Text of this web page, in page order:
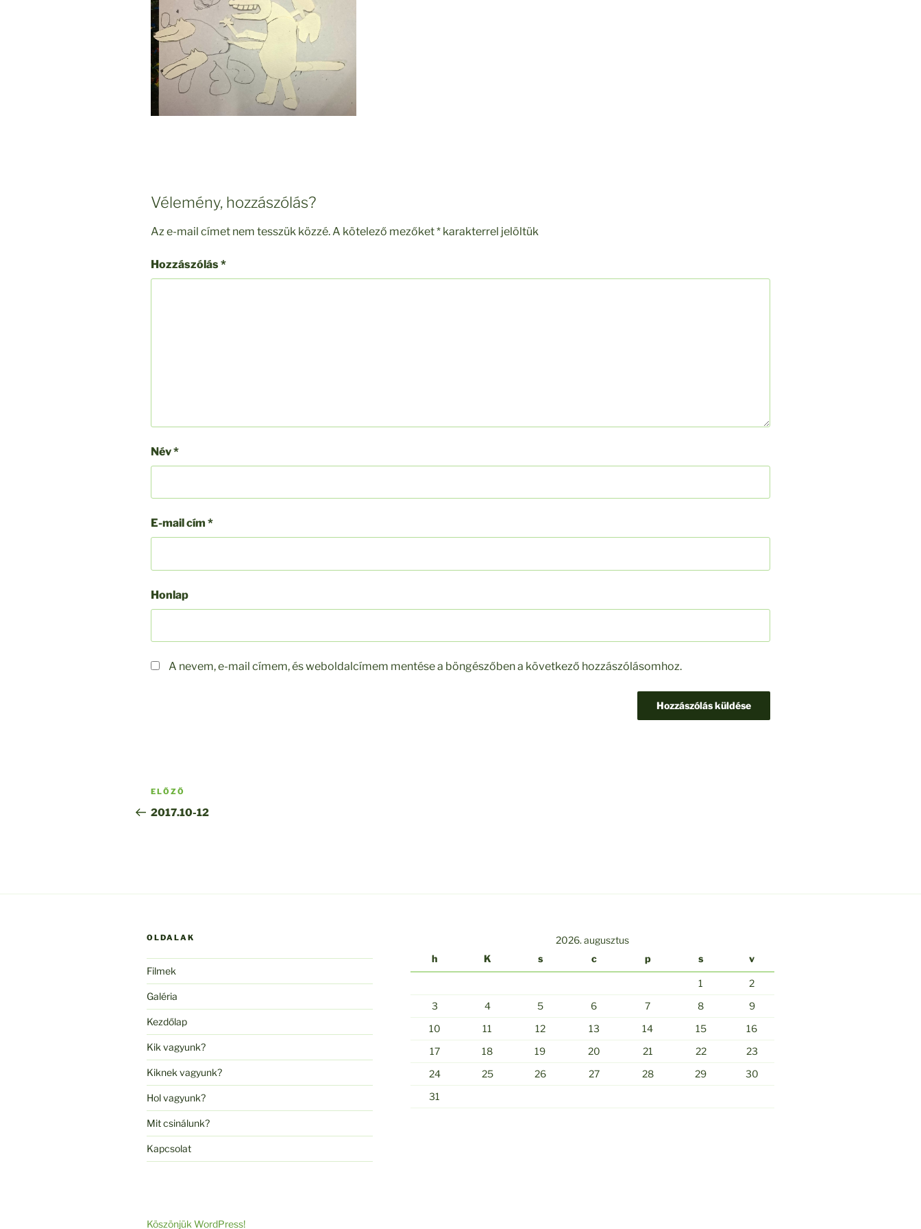
Vélemény, hozzászólás?
Az e-mail címet nem tesszük közzé.A kötelező mezőket* karakterrel jelöltük
Hozzászólás*
Név*
E-mail cím *
Honlap
A nevem, e-mail címem, és weboldalcímem mentése a böngészőben a következő hozzászólásomhoz.
Bejegyzés
navigáció
Korábbi
bejegyzés
ELŐZŐ
2017.10-12
OLDALAK
Filmek
Galéria
Kezdőlap
Kik vagyunk?
Kiknek vagyunk?
Hol vagyunk?
Mit csinálunk?
Kapcsolat
2026. augusztus
h
K s c p s v
1
2
3
4 5 6 7 8
9
10
11 12 13 14 15
16
17
18 19 20 21 22
23
24
25 26 27 28 29
30
31
Köszönjük WordPress!